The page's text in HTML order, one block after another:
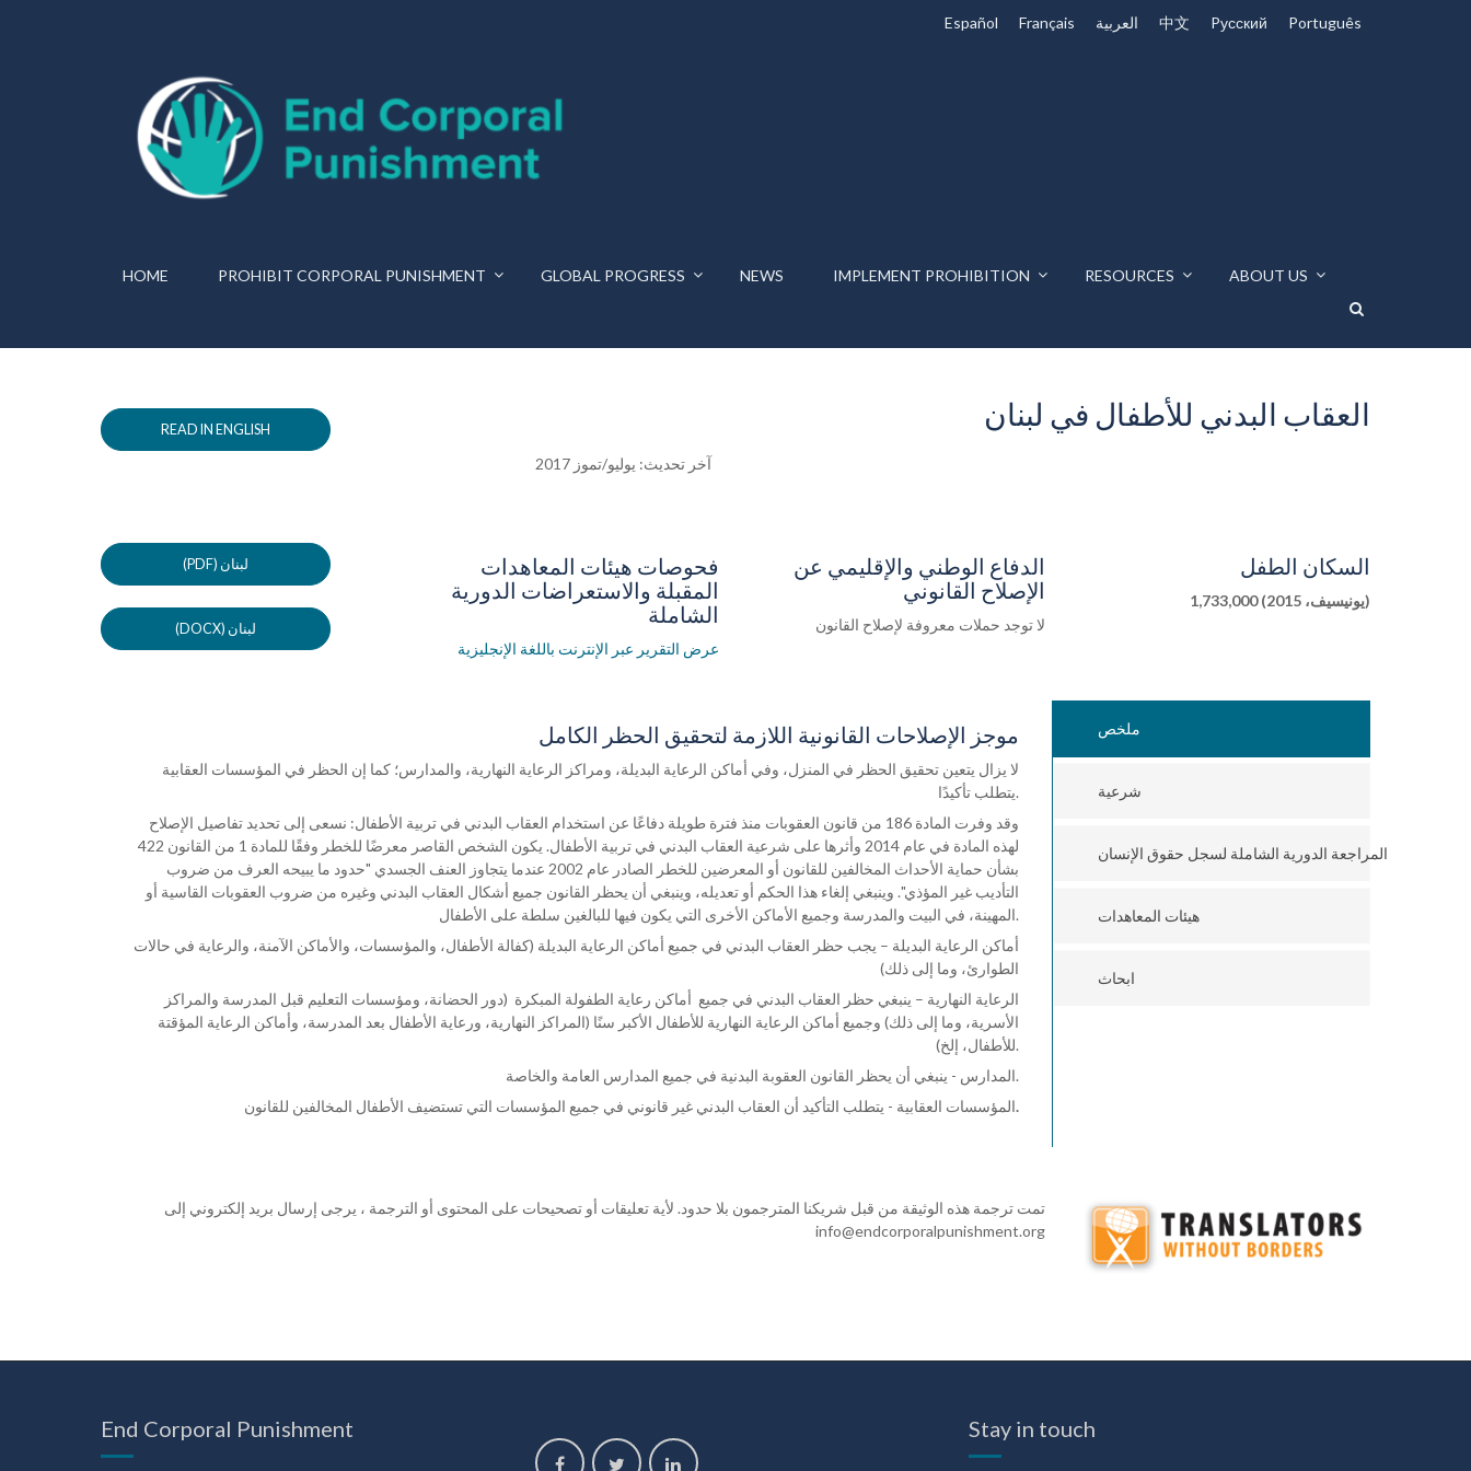
Español Français العربية 中文 Pусский Português
HOME PROHIBIT CORPORAL PUNISHMENT GLOBAL PROGRESS NEWS IMPLEMENT PROHIBITION RESOURCES ABOUT US
READ IN ENGLISH العقاب البدني للأطفال في لبنان
آخر تحديث: يوليو/تموز 2017
(PDF) لبنان
(DOCX) لبنان
فحوصات هيئات المعاهدات
المقبلة والاستعراضات الدورية
الشاملة
عرض التقرير عبر الإنترنت باللغة الإنجليزية
الدفاع الوطني والإقليمي عن
الإصلاح القانوني
لا توجد حملات معروفة لإصلاح القانون
السكان الطفل
1,733,000 (يونيسيف، 2015)
ملخص
شرعية
المراجعة الدورية الشاملة لسجل حقوق الإنسان
هيئات المعاهدات
ابحاث
موجز الإصلاحات القانونية اللازمة لتحقيق الحظر الكامل
لا يزال يتعين تحقيق الحظر في المنزل، وفي أماكن الرعاية البديلة، ومراكز الرعاية النهارية، والمدارس؛ كما إن الحظر في المؤسسات العقابية
يتطلب تأكيدًا.
وقد وفرت المادة 186 من قانون العقوبات منذ فترة طويلة دفاعًا عن استخدام العقاب البدني في تربية الأطفال: نسعى إلى تحديد تفاصيل الإصلاح
لهذه المادة في عام 2014 وأثرها على شرعية العقاب البدني في تربية الأطفال. يكون الشخص القاصر معرضًا للخطر وفقًا للمادة 1 من القانون 422
بشأن حماية الأحداث المخالفين للقانون أو المعرضين للخطر الصادر عام 2002 عندما يتجاوز العنف الجسدي "حدود ما يبيحه العرف من ضروب
التأديب غير المؤذي". وينبغي إلغاء هذا الحكم أو تعديله، وينبغي أن يحظر القانون جميع أشكال العقاب البدني وغيره من ضروب العقوبات القاسية أو
المهينة، في البيت والمدرسة وجميع الأماكن الأخرى التي يكون فيها للبالغين سلطة على الأطفال.
أماكن الرعاية البديلة – يجب حظر العقاب البدني في جميع أماكن الرعاية البديلة (كفالة الأطفال، والمؤسسات، والأماكن الآمنة، والرعاية في حالات
الطوارئ، وما إلى ذلك)
الرعاية النهارية – ينبغي حظر العقاب البدني في جميع أماكن رعاية الطفولة المبكرة (دور الحضانة، ومؤسسات التعليم قبل المدرسة والمراكز
الأسرية، وما إلى ذلك) وجميع أماكن الرعاية النهارية للأطفال الأكبر سنًا (المراكز النهارية، ورعاية الأطفال بعد المدرسة، وأماكن الرعاية المؤقتة
للأطفال، إلخ).
المدارس - ينبغي أن يحظر القانون العقوبة البدنية في جميع المدارس العامة والخاصة.
المؤسسات العقابية - يتطلب التأكيد أن العقاب البدني غير قانوني في جميع المؤسسات التي تستضيف الأطفال المخالفين للقانون.
تمت ترجمة هذه الوثيقة من قبل شريكنا المترجمون بلا حدود. لأية تعليقات أو تصحيحات على المحتوى أو الترجمة ، يرجى إرسال بريد إلكتروني إلى
info@endcorporalpunishment.org
End Corporal Punishment Stay in touch